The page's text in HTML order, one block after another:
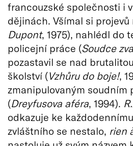
francouzské společnosti i
dějinách. Všímal si projevů
Dupont, 1975), nahlédl do
policejní práce (Soudce
pozastavil se nad
školství (Vzhůru do boje!,
zmanipulovaným soudním
(Dreyfusova aféra, 1994).
odkazuje ke
zvláštního se nestalo, rien